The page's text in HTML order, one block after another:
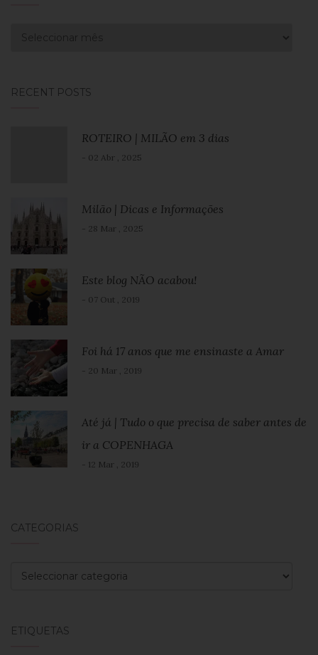
RECENT POSTS
ROTEIRO | MILÃO em 3 dias
- 02 Abr , 2025
Milão | Dicas e Informações
- 28 Mar , 2025
Este blog NÃO acabou!
- 07 Out , 2019
Foi há 17 anos que me ensinaste a Amar
- 20 Mar , 2019
Até já | Tudo o que precisa de saber antes de
ir a COPENHAGA
- 12 Mar , 2019
CATEGORIAS
Categorias
ETIQUETAS